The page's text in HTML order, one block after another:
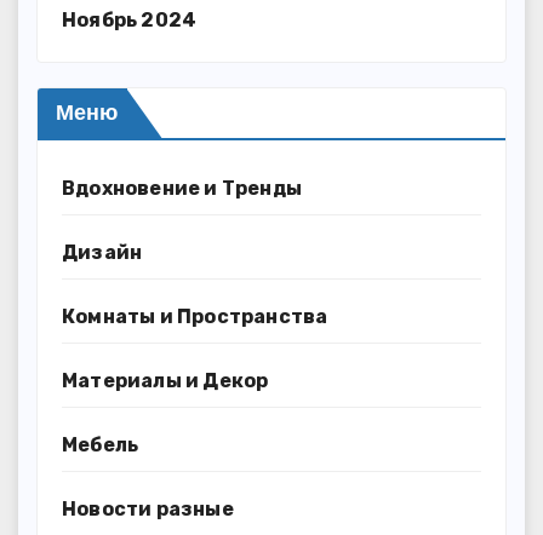
Ноябрь 2024
Меню
Вдохновение и Тренды
Дизайн
Комнаты и Пространства
Материалы и Декор
Мебель
Новости разные